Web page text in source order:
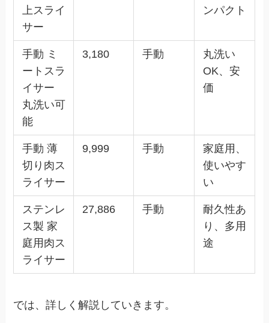
上スライ
サー
ンパクト
手動 ミ
ートスラ
イサー
丸洗い可
能
3,180 手動
丸洗い
OK、安
価
手動 薄
切り肉ス
ライサー
9,999 手動
家庭用、
使いやす
い
ステンレ
ス製 家
庭用肉ス
ライサー
27,886 手動
耐久性あ
り、多用
途
では、詳しく解説していきます。